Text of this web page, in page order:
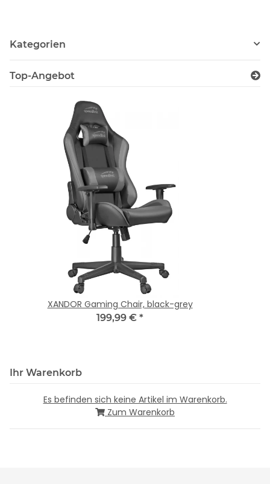
Kategorien
Top-Angebot
XANDOR Gaming Chair, black-grey
199,99 € *
Ihr Warenkorb
Es befinden sich keine Artikel im Warenkorb.
Zum Warenkorb